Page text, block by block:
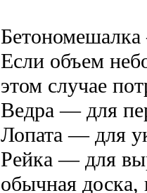
Если объем
этом случае
Ведра — для
Лопата — для
Рейка — для
обычная